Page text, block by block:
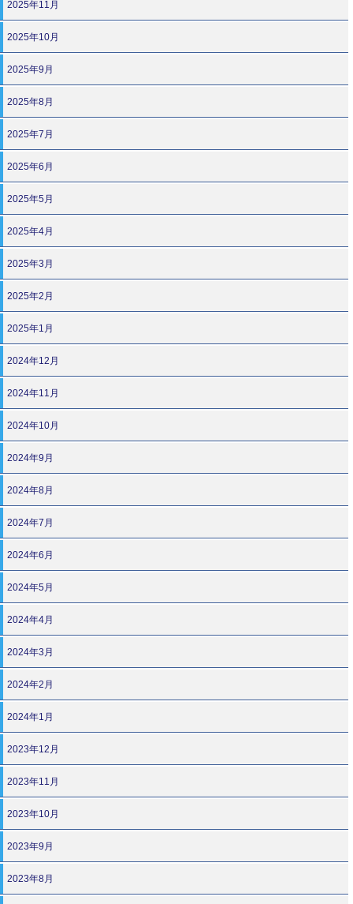
2025年11月
2025年10月
2025年9月
2025年8月
2025年7月
2025年6月
2025年5月
2025年4月
2025年3月
2025年2月
2025年1月
2024年12月
2024年11月
2024年10月
2024年9月
2024年8月
2024年7月
2024年6月
2024年5月
2024年4月
2024年3月
2024年2月
2024年1月
2023年12月
2023年11月
2023年10月
2023年9月
2023年8月